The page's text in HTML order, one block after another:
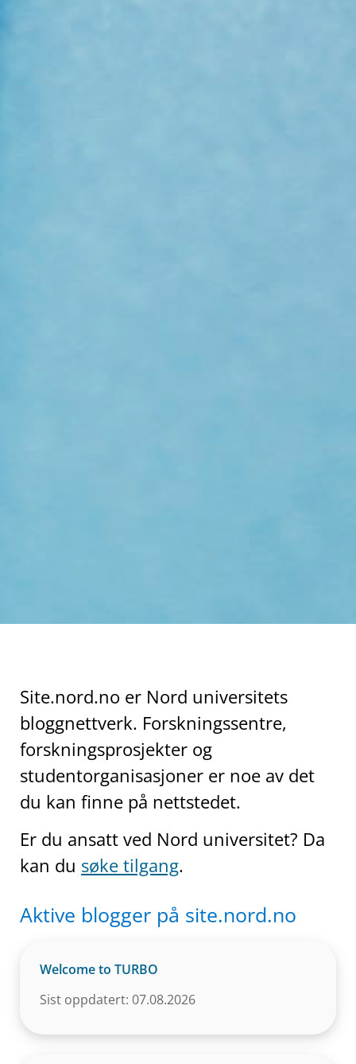
Site.nord.no er Nord universitets
bloggnettverk. Forskningssentre,
forskningsprosjekter og
studentorganisasjoner er noe av det
du kan finne på nettstedet.
Er du ansatt ved Nord universitet? Da
kan du søke tilgang.
Aktive blogger på site.nord.no
Welcome to TURBO
Sist oppdatert: 07.08.2026